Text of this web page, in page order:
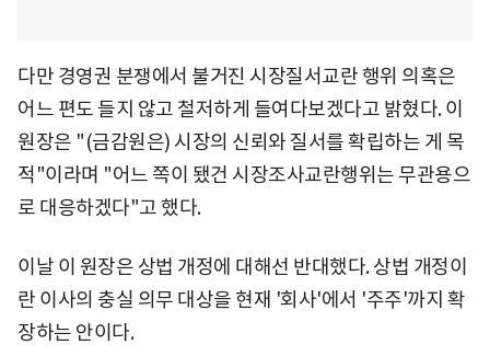
다만 경영권 분쟁에서 불거진 시장질서교란 행위 의혹은
어느 편도 들지 않고 철저하게 들여다보겠다고 밝혔다. 이
원장은 "(금감원은) 시장의 신뢰와 질서를 확립하는 게 목
적"이라며 "어느 쪽이 됐건 시장조사교란행위는 무관용으
로 대응하겠다"고 했다.
이날 이 원장은 상법 개정에 대해선 반대했다. 상법 개정이
란 이사의 충실 의무 대상을 현재 '회사'에서 '주주'까지 확
장하는 안이다.